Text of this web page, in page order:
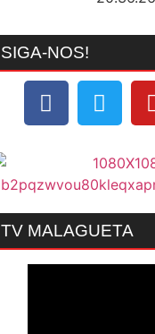
SIGA-NOS!
TV MALAGUETA